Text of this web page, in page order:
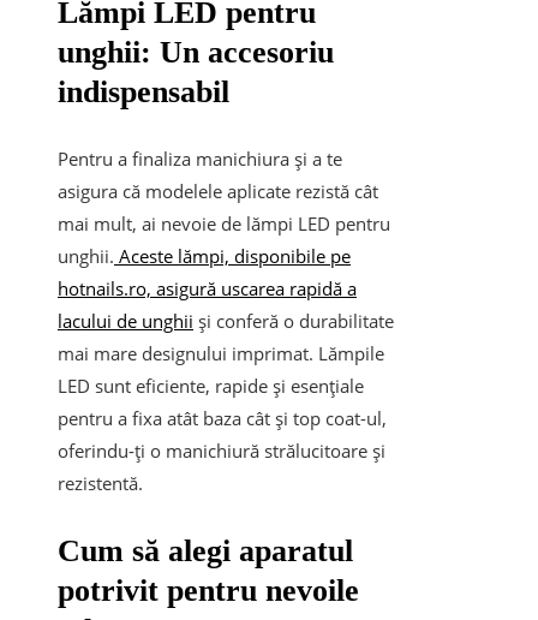
Lămpi LED pentru
unghii: Un accesoriu
indispensabil
Pentru a finaliza manichiura și a te
asigura că modelele aplicate rezistă cât
mai mult, ai nevoie de lămpi LED pentru
unghii. Aceste lămpi, disponibile pe
hotnails.ro, asigură uscarea rapidă a
lacului de unghii și conferă o durabilitate
mai mare designului imprimat. Lămpile
LED sunt eficiente, rapide și esențiale
pentru a fixa atât baza cât și top coat-ul,
oferindu-ți o manichiură strălucitoare și
rezistentă.
Cum să alegi aparatul
potrivit pentru nevoile